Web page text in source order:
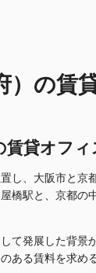
）の賃
賃貸オフ
し、大阪市と京
橋駅と、京都の
て発展した背
ある賃料を求め